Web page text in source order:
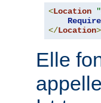
<Location
Require
</Location>
Elle
appelle